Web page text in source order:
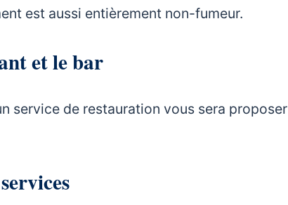
est aussi entièrement non-fumeur.
et le bar
service de restauration vous sera